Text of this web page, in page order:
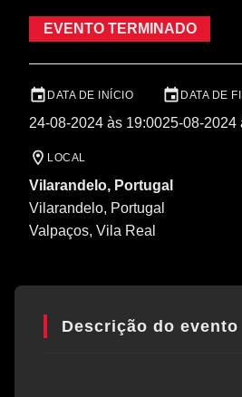
EVENTO TERMINADO
DATA DE INÍCIO
24-08-2024 às 19:00
DATA DE
25-08-2024
LOCAL
Vilarandelo, Portugal
Vilarandelo, Portugal
Valpaços, Vila Real
Descrição do evento